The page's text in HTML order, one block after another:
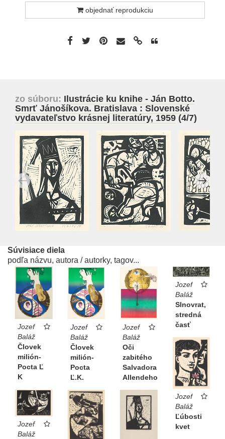
objednať reprodukciu
zo súboru: Ilustrácie ku knihe - Ján Botto.
Smrť Jánošíkova. Bratislava : Slovenské
vydavateľstvo krásnej literatúry, 1959 (4/7)
Súvisiace diela
podľa názvu, autora / autorky, tagov...
Jozef
Baláž
Človek
milión-
Pocta Ľ
K
Jozef
Baláž
Človek
milión-
Pocta
Ľ.K.
Jozef
Baláž
Oči
zabitého
Salvadora
Allendeho
Jozef
Baláž
Slnovrat,
stredná
časť
Jozef
Baláž
Ľúbosti
kvet
Jozef
Baláž